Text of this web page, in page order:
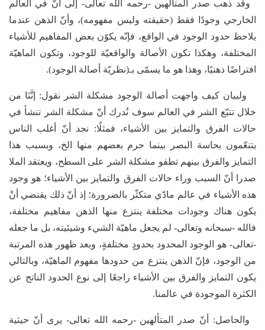
وقد ذهب صدر المتألهين -رحمه الله تعالى- إلى أنّ في العالم
الخارجي وجودًا فقط (حقيقته وليس مفهومه)، وأنّ الذهن عندما
يلاحظ حدود الوجود في الواقع، فإنّه يكوّن بعض المفاهيم للأشياء
المختلفة، وهكذا تكون الأصالة والواقعيّة للوجود، وتكون الماهيّة
افتراضًا ذهنيًا، وهذا هو ما يسمّى بـ(نظريّة أصالة الوجود).
ولبيان كيف واجهت أصالة الوجود مشكلة الشر نقول: إنَّنَا من
خلال تتبّع الشر في العالم سوف نُدرك أنّ مشكلة الشر تنشأ في
حالات الفرق والتمايز بين الأشياء، فمثلًا: نجد أنّ أغلب الناس
يتنعّمون بحاسة البصر بينما حرم بعضهم منها الخ، وبسبب هذا
التمايز والفرق بينهم تطفو مشكلة الشر على السطح، ويعتقد الملا
صدرا أنّ السبب وراء حالات الفرق والتمايز بين الأشياء؛ هو وجود
هذه الأشياء في عالم مادّي متكثّر بالضرورة؛ إذ أنّ ذلك يقتضي أنْ
يكون هناك وجودات مختلفة ينتزع منها الذهن مفاهيم مختلفة،
فالله -سبحانه وتعالى- لم يجعل ماهيّة الشيء وشيئيته، بل ما جعله
-تعالى- هو الوجود المحدود بحدودٍ مختلفةٍ، وبعد ظهور هذه المرتبة
من الوجود، فإنّ الذهن ينتزع من حدودها مفهوم الماهيّة، وبالتالي
يكون التمايز والفرق بين الأشياء راجعًا إلى نوع الحدود الناتج عن
الكثرة الموجودة في عالمنا.
والحاصل: أنّ صدر المتألهين -رحمه الله تعالى- يرى أنّ حيثية